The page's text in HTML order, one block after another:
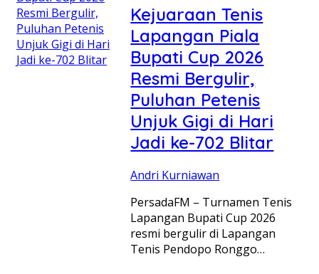
Kejuaraan Tenis
Lapangan Piala
Bupati Cup 2026
Resmi Bergulir,
Puluhan Petenis
Unjuk Gigi di Hari
Jadi ke-702 Blitar
Andri Kurniawan
PersadaFM – Turnamen Tenis
Lapangan Bupati Cup 2026
resmi bergulir di Lapangan
Tenis Pendopo Ronggo…